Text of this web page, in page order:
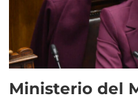
Ministerio del